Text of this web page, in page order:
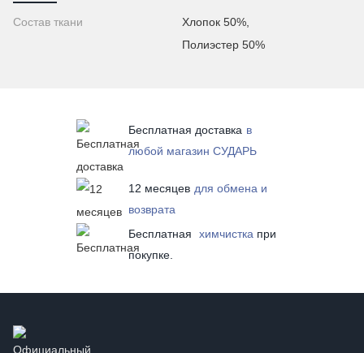
Состав ткани
Хлопок 50%,
Полиэстер 50%
Бесплатная доставка в
любой магазин СУДАРЬ
12 месяцев для обмена и
возврата
Бесплатная
химчистка при
покупке.